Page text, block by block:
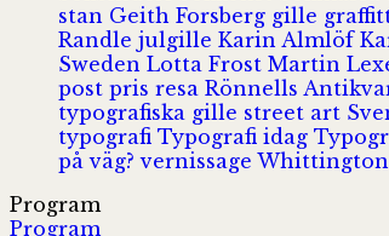
stan Geith Forsberg gille
Randle julgille Karin Almlöf
Sweden Lotta Frost Martin
post pris resa Rönnells
typografiska gille street art
typografi Typografi idag
på väg?vernissage Whittington
Program
Program